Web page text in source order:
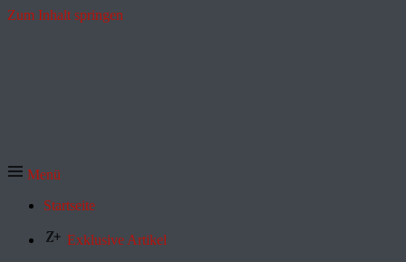
Zum Inhalt springen
Menü
Startseite
Exklusive Artikel